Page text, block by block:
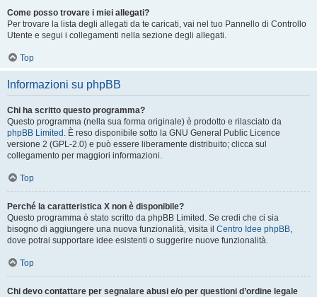
Come posso trovare i miei allegati?
Per trovare la lista degli allegati da te caricati, vai nel tuo Pannello di Controllo
Utente e segui i collegamenti nella sezione degli allegati.
Top
Informazioni su phpBB
Chi ha scritto questo programma?
Questo programma (nella sua forma originale) è prodotto e rilasciato da
phpBB Limited . È reso disponibile sotto la GNU General Public Licence
versione 2 (GPL-2.0) e può essere liberamente distribuito; clicca sul
collegamento per maggiori informazioni.
Top
Perché la caratteristica X non è disponibile?
Questo programma è stato scritto da phpBB Limited. Se credi che ci sia
bisogno di aggiungere una nuova funzionalità, visita il Centro Idee phpBB,
dove potrai supportare idee esistenti o suggerire nuove funzionalità.
Top
Chi devo contattare per segnalare abusi e/o per questioni d’ordine legale